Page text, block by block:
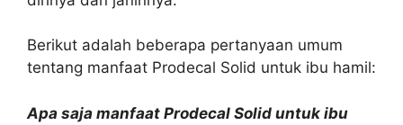
Berikut adalah beberapa pertanyaan umum
tentang manfaat Prodecal Solid untuk ibu hamil:
Apa saja manfaat Prodecal Solid untuk ibu